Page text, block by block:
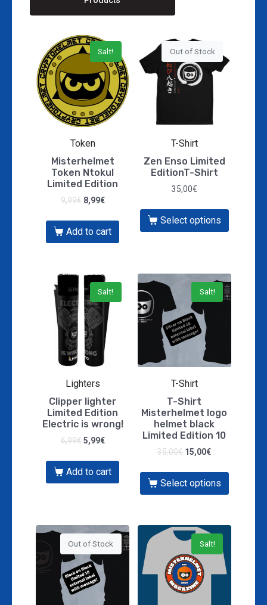
Salt!
Token
Misterhelmet
Token Ntokul
Limited Edition
9,99€ 8,99€
Add to cart
Out of Stock
T-Shirt
Zen Enso Limited
EditionT-Shirt
35,00€
Select options
Salt!
Lighters
Clipper lighter
Limited Edition
Electric is wrong!
6,99€ 5,99€
Add to cart
Salt!
T-Shirt
T-Shirt
Misterhelmet logo
helmet black
Limited Edition 10
35,00€ 15,00€
Select options
Out of Stock Salt!